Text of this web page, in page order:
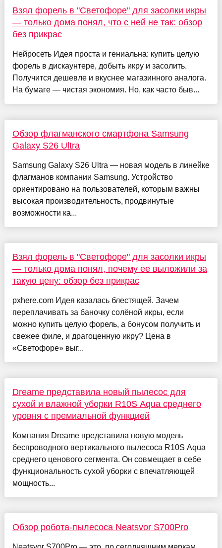
Взял форель в "Светофоре" для засолки икры
— только дома понял, что с ней не так: обзор
без прикрас
Нейросеть Идея проста и гениальна: купить целую
форель в дискаунтере, добыть икру и засолить.
Получится дешевле и вкуснее магазинного аналога.
На бумаге — чистая экономия. Но, как часто быв...
Обзор флагманского смартфона Samsung
Galaxy S26 Ultra
Samsung Galaxy S26 Ultra — новая модель в линейке
флагманов компании Samsung. Устройство
ориентировано на пользователей, которым важны
высокая производительность, продвинутые
возможности ка...
Взял форель в "Светофоре" для засолки икры
— только дома понял, почему ее выложили за
такую цену: обзор без прикрас
pxhere.com Идея казалась блестящей. Зачем
переплачивать за баночку солёной икры, если
можно купить целую форель, а бонусом получить и
свежее филе, и драгоценную икру? Цена в
«Светофоре» выг...
Dreame представила новый пылесос для
сухой и влажной уборки R10S Aqua среднего
уровня с премиальной функцией
Компания Dreame представила новую модель
беспроводного вертикального пылесоса R10S Aqua
среднего ценового сегмента. Он совмещает в себе
функциональность сухой уборки с впечатляющей
мощность...
Обзор робота-пылесоса Neatsvor S700Pro